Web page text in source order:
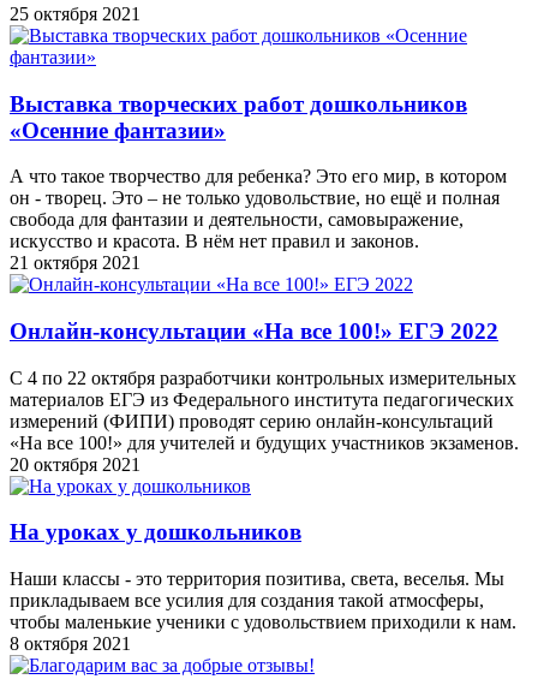
25 октября 2021
Выставка творческих работ дошкольников
«Осенние фантазии»
А что такое творчество для ребенка? Это его мир, в котором
он - творец. Это – не только удовольствие, но ещё и полная
свобода для фантазии и деятельности, самовыражение,
искусство и красота. В нём нет правил и законов.
21 октября 2021
Онлайн-консультации «На все 100!» ЕГЭ 2022
С 4 по 22 октября разработчики контрольных измерительных
материалов ЕГЭ из Федерального института педагогических
измерений (ФИПИ) проводят серию онлайн-консультаций
«На все 100!» для учителей и будущих участников экзаменов.
20 октября 2021
На уроках у дошкольников
Наши классы - это территория позитива, света, веселья. Мы
прикладываем все усилия для создания такой атмосферы,
чтобы маленькие ученики с удовольствием приходили к нам.
8 октября 2021